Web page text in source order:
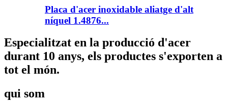
Placa d'acer inoxidable aliatge d'alt
níquel 1.4876...
Especialitzat en la producció d'acer
durant 10 anys, els productes s'exporten a
tot el món.
qui som